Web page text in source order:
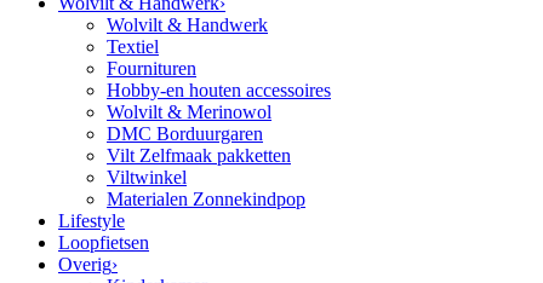
Wolvilt & Handwerk
Textiel
Fournituren
Hobby-en houten accessoires
Wolvilt & Merinowol
DMC Borduurgaren
Vilt Zelfmaak pakketten
Viltwinkel
Materialen Zonnekindpop
Lifestyle
Loopfietsen
Overig›